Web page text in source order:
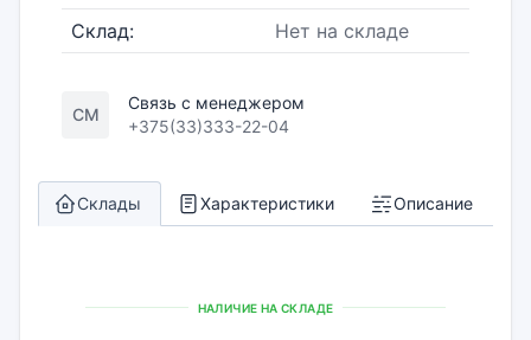
Склад:
Нет на складе
СМ
Связь с менеджером
+375(33)333-22-04
Склады Характеристики Описание
НАЛИЧИЕ НА СКЛАДЕ